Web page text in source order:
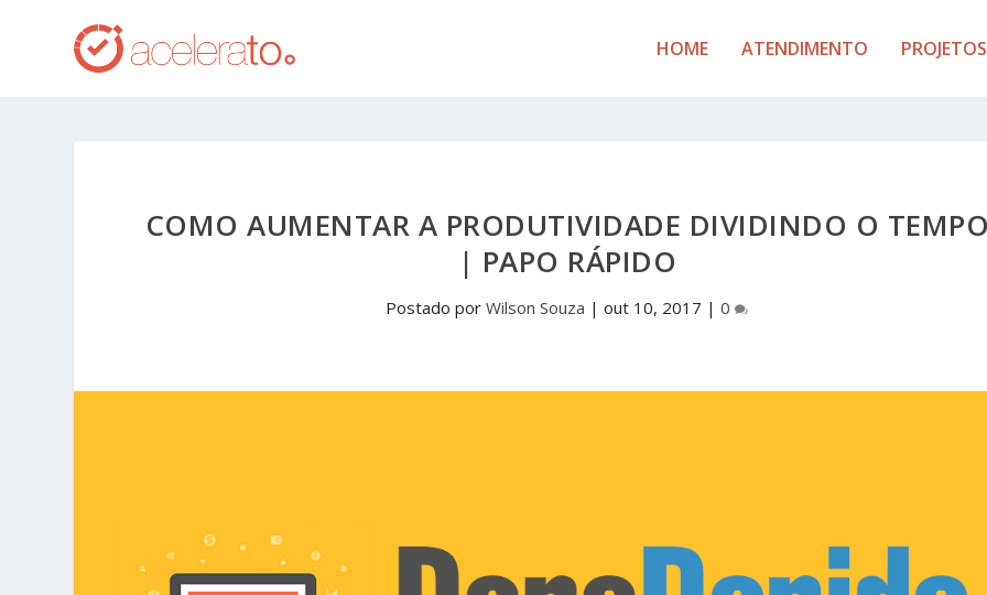
HOME ATENDIMENTO PROJETOS
COMO AUMENTAR A PRODUTIVIDADE DIVIDINDO O
| PAPO RÁPIDO
Postado porWilson Souza |out 10, 2017 |0